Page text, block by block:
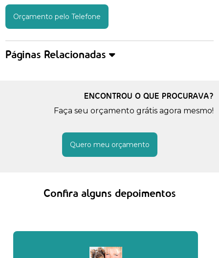
Orçamento pelo Telefone
Páginas Relacionadas
ENCONTROU O QUE PROCURAVA?
Faça seu orçamento grátis agora mesmo!
Quero meu orçamento
Confira alguns depoimentos